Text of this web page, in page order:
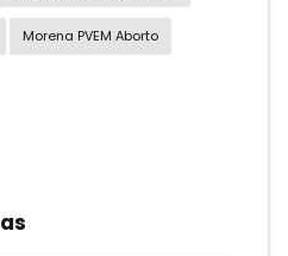
Morena PVEM Aborto